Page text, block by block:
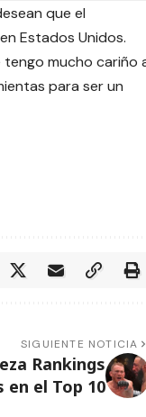
que el
Estados Unidos.
mucho cariño
para ser un
SIGUIENTE NOTICIA
Rankings
en el Top 10